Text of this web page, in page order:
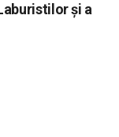
și a